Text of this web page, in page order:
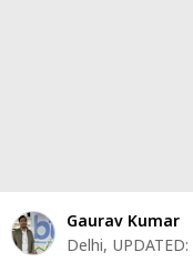
शेयर
बाज़ार
Gaurav Kumar
Delhi, UPDATED: